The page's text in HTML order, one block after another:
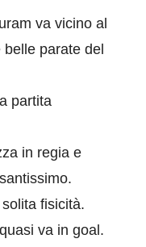
va vicino al
parate del
partita
in regia e
fisicità.
va in goal.